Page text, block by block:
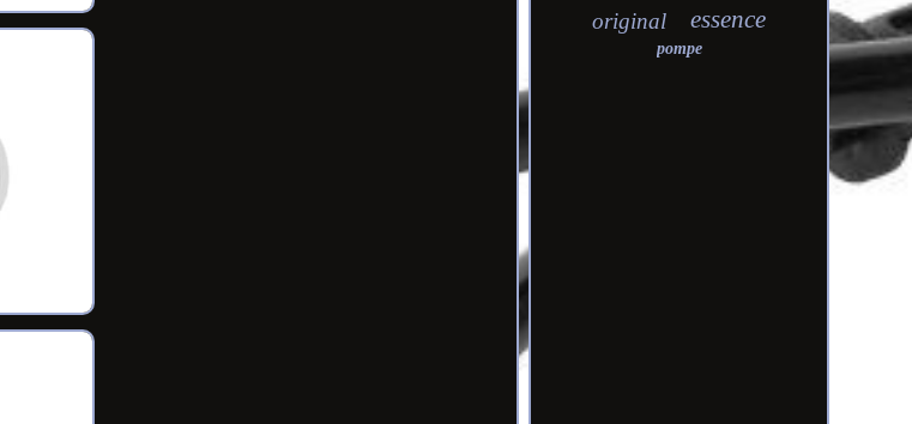
original essence
pompe